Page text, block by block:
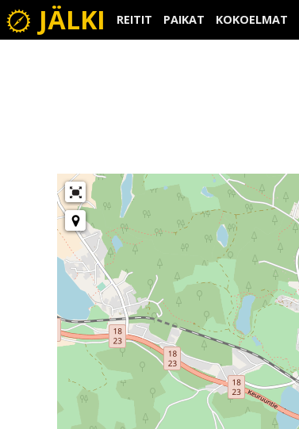
JÄLKI REITIT PAIKAT KOKOELMAT